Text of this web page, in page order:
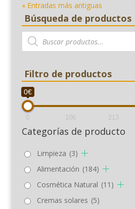
« Entradas más antiguas
Búsqueda de productos
Búsqueda
de
productos
Filtro de productos
0€
0 106 213
Categorías de producto
Limpieza (3)
Alimentación (184)
Cosmética Natural (11)
Cremas solares (5)